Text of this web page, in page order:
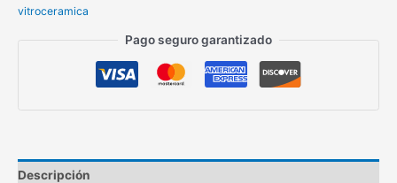
vitroceramica
Pago seguro garantizado
Descripción